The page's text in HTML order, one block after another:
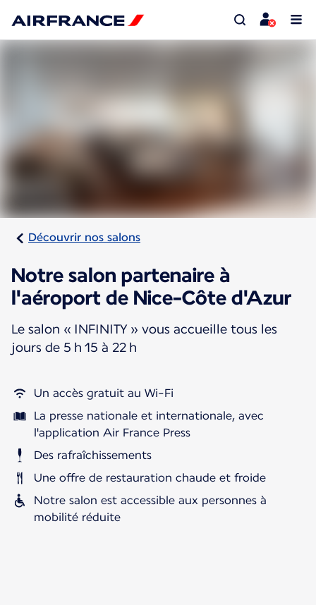
Découvrir nos salons
Notre salon partenaire à
l'aéroport de Nice-Côte d'Azur
Le salon « INFINITY » vous accueille tous les
jours de 5 h 15 à 22 h
Un accès gratuit au Wi-Fi
La presse nationale et internationale, avec
l'application Air France Press
Des rafraîchissements
Une offre de restauration chaude et froide
Notre salon est accessible aux personnes à
mobilité réduite